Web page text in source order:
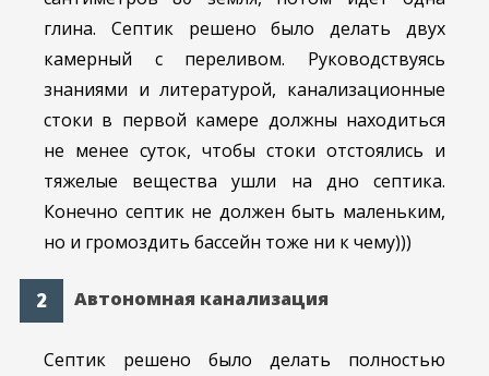
глина. Септик решено было делать двух
камерный с переливом. Руководствуясь
знаниями и литературой, канализационные
стоки в первой камере должны находиться
не менее суток, чтобы стоки отстоялись и
тяжелые вещества ушли на дно септика.
Конечно септик не должен быть маленьким,
но и громоздить бассейн тоже ни к чему)))
Автономная канализация
Септик решено было делать полностью